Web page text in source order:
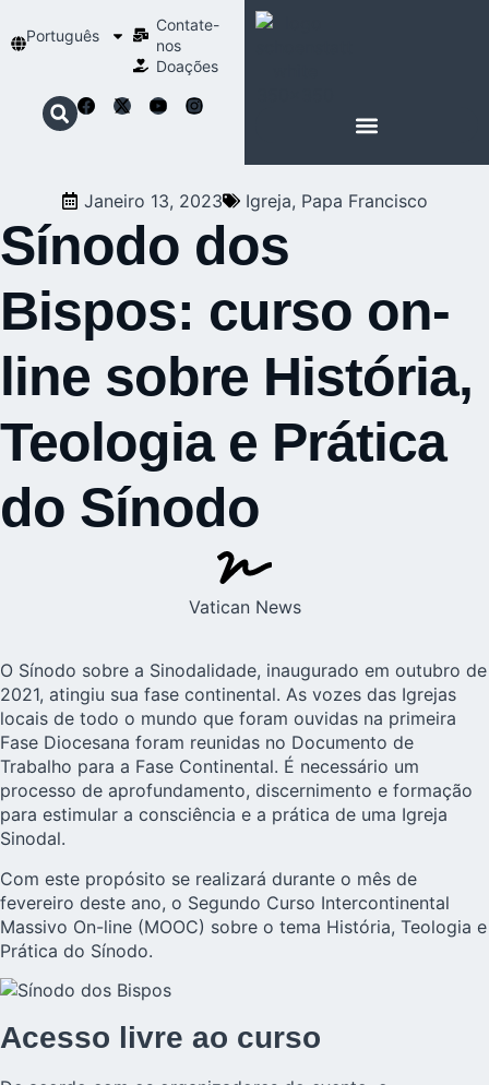
Português
Contate-
nos
Doações
Janeiro 13, 2023 Igreja, Papa Francisco
Sínodo dos
Bispos: curso on-
line sobre História,
Teologia e Prática
do Sínodo
Vatican News
O Sínodo sobre a Sinodalidade, inaugurado em outubro de
2021, atingiu sua fase continental. As vozes das Igrejas
locais de todo o mundo que foram ouvidas na primeira
Fase Diocesana foram reunidas no Documento de
Trabalho para a Fase Continental. É necessário um
processo de aprofundamento, discernimento e formação
para estimular a consciência e a prática de uma Igreja
Sinodal.
Com este propósito se realizará durante o mês de
fevereiro deste ano, o Segundo Curso Intercontinental
Massivo On-line (MOOC) sobre o tema História, Teologia e
Prática do Sínodo.
Acesso livre ao curso